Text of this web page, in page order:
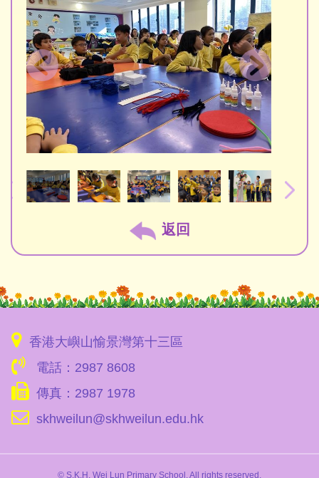
返回
香港大嶼山愉景灣第十三區
電話：2987 8608
傳真：2987 1978
skhweilun@skhweilun.edu.hk
© S.K.H. Wei Lun Primary School. All rights reserved.